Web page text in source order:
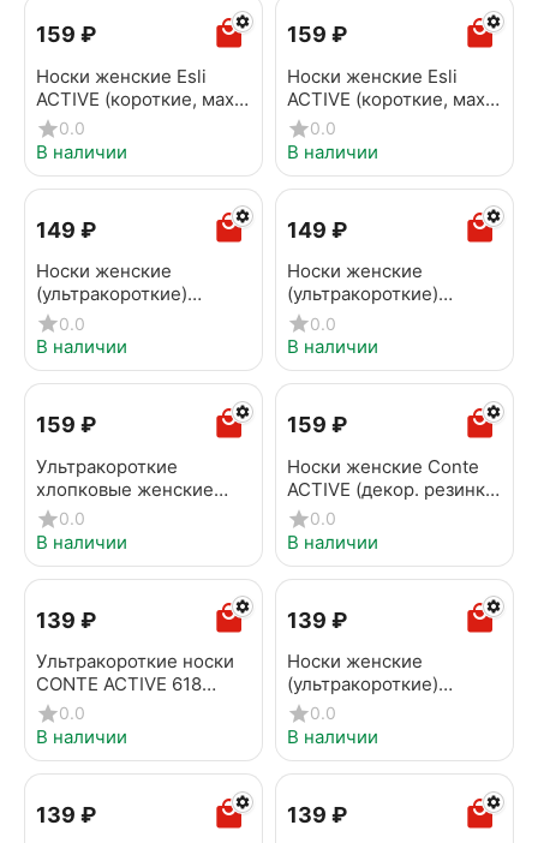
‍159‍ ₽
Носки женские Esli
ACTIVE (короткие, махр.
стопа) 078 белый
0.0
В наличии
‍159‍ ₽
Носки женские Esli
ACTIVE (короткие, махр.
стопа) 078 черный
0.0
В наличии
‍149‍ ₽
Носки женские
(ультракороткие)
CONTE ACTIVE 961
черный
0.0
В наличии
‍149‍ ₽
Носки женские
(ультракороткие)
CONTE ACTIVE 961
белый
0.0
В наличии
‍159‍ ₽
Ультракороткие
хлопковые женские
носки ACTIVE с
«язычком» 205 черный
0.0
В наличии
‍159‍ ₽
Носки женские Conte
ACTIVE (декор. резинка)
035 светло-серый
0.0
В наличии
‍139‍ ₽
Ультракороткие носки
CONTE ACTIVE 618
белый
0.0
В наличии
‍139‍ ₽
Носки женские
(ультракороткие)
CONTE ACTIVE 618
бежевый
0.0
В наличии
‍139‍ ₽ ‍139‍ ₽